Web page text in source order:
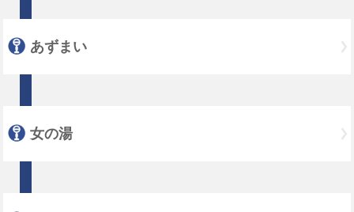
あずまい
女の湯